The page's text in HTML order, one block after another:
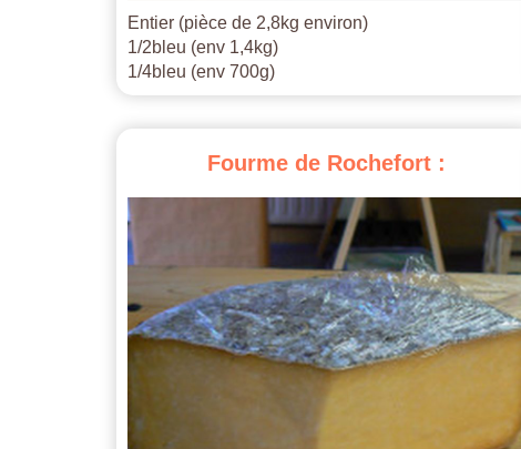
Entier (pièce de 2,8kg environ)
1/2bleu (env 1,4kg)
1/4bleu (env 700g)
Fourme de Rochefort :